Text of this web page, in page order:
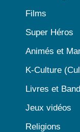
Films
Super Héros
Animés et
K-Culture
Livres et
Jeux vidéos
Religions